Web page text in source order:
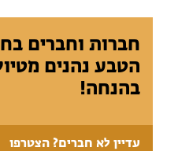
חברות וחברים
הטבע נהנים
בהנחה!
עדיין לא חברים? הצטרפו